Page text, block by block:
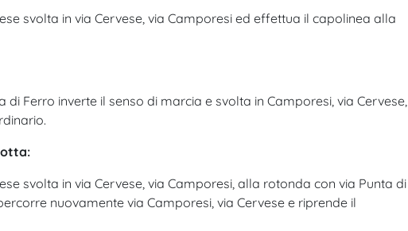
svolta in via Cervese, via Camporesi ed effettua il capolinea alla
di Ferro inverte il senso di marcia e svolta in Camporesi, via Cervese,
svolta in via Cervese, via Camporesi, alla rotonda con via Punta di
nuovamente via Camporesi, via Cervese e riprende il